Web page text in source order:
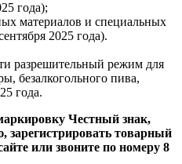
года);
материалов и специальных
2025 года).
разрешительный режим для
безалкогольного пива,
года.
Честный знак,
зарегистрировать товарный
или звоните по номеру 8